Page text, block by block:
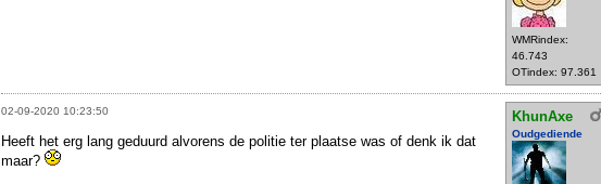
WMRindex:
46.743
OTindex: 97.361
02-09-2020 10:23:50 KhunAxe
Oudgediende
Heeft het erg lang geduurd alvorens de politie ter plaatse was of denk ik dat
maar?